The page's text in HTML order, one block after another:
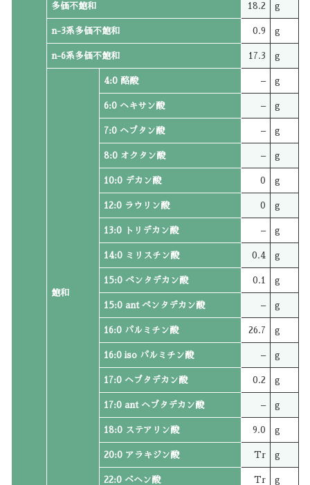
多価不飽和 18.2 g
n-3系多価不飽和 0.9 g
n-6系多価不飽和 17.3 g
飽和
4:0 酪酸 – g
6:0 ヘキサン酸 – g
7:0 ヘプタン酸 – g
8:0 オクタン酸 – g
10:0 デカン酸 0 g
12:0 ラウリン酸 0 g
13:0 トリデカン酸 – g
14:0 ミリスチン酸 0.4 g
15:0 ペンタデカン酸 0.1 g
15:0 ant ペンタデカン酸 – g
16:0 パルミチン酸 26.7 g
16:0 iso パルミチン酸 – g
17:0 ヘプタデカン酸 0.2 g
17:0 ant ヘプタデカン酸 – g
18:0 ステアリン酸 9.0 g
20:0 アラキジン酸 Tr g
22:0 ベヘン酸 Tr g